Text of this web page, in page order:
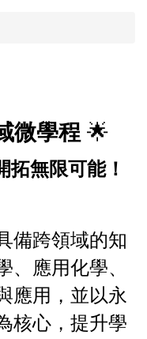
微學程 🌟
拓無限可能！
備跨領域的知
、應用化學、
應用，並以永
核心，提升學